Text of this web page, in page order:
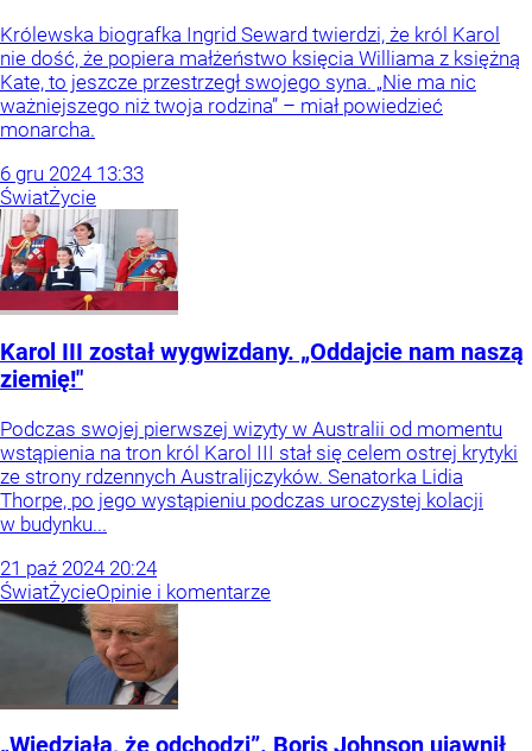
Królewska biografka Ingrid Seward twierdzi, że król Karol
nie dość, że popiera małżeństwo księcia Williama z księżną
Kate, to jeszcze przestrzegł swojego syna. „Nie ma nic
ważniejszego niż twoja rodzina” – miał powiedzieć
monarcha.
6 gru 2024 13:33
ŚwiatŻycie
Karol III został wygwizdany. „Oddajcie nam naszą
ziemię!"
Podczas swojej pierwszej wizyty w Australii od momentu
wstąpienia na tron król Karol III stał się celem ostrej krytyki
ze strony rdzennych Australijczyków. Senatorka Lidia
Thorpe, po jego wystąpieniu podczas uroczystej kolacji
w budynku...
21 paź 2024 20:24
ŚwiatŻycieOpinie i komentarze